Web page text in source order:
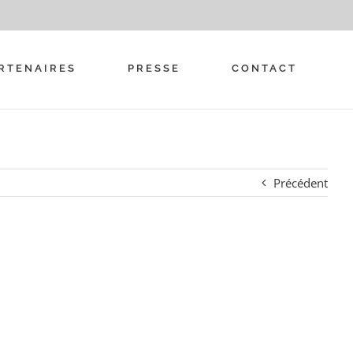
PRESSE CONTACT
Précédent